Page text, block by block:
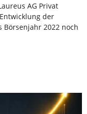
AG Privat
der
2022 noch